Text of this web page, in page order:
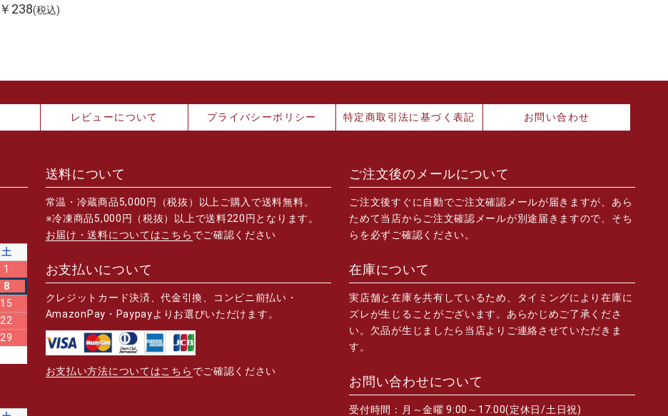
￥238(税込)
レビューについて プライバシーポリシー 特定商取引法に基づく表記 お問い合わせ
土
1
8
15
22
29
送料について
常温・冷蔵商品5,000円（税抜）以上ご購入で送料無料。
※冷凍商品5,000円（税抜）以上で送料220円となります。
お届け・送料についてはこちら でご確認ください
お支払いについて
クレジットカード決済、代金引換、コンビニ前払い・
AmazonPay・Paypayよりお選びいただけます。
お支払い方法についてはこちら でご確認ください
ご注文後のメールについて
ご注文後すぐに自動でご注文確認メールが届きますが、あら
ためて当店からご注文確認メールが別途届きますので、そち
らを必ずご確認ください。
在庫について
実店舗と在庫を共有しているため、タイミングにより在庫に
ズレが生じることがございます。あらかじめご了承くださ
い。欠品が生じましたら当店よりご連絡させていただきま
す。
お問い合わせについて
受付時間：月～金曜 9:00～17:00(定休日/土日祝)